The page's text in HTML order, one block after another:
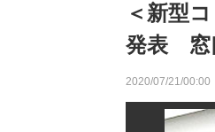
＜新型
発表 窓
2020/07/21/00:00